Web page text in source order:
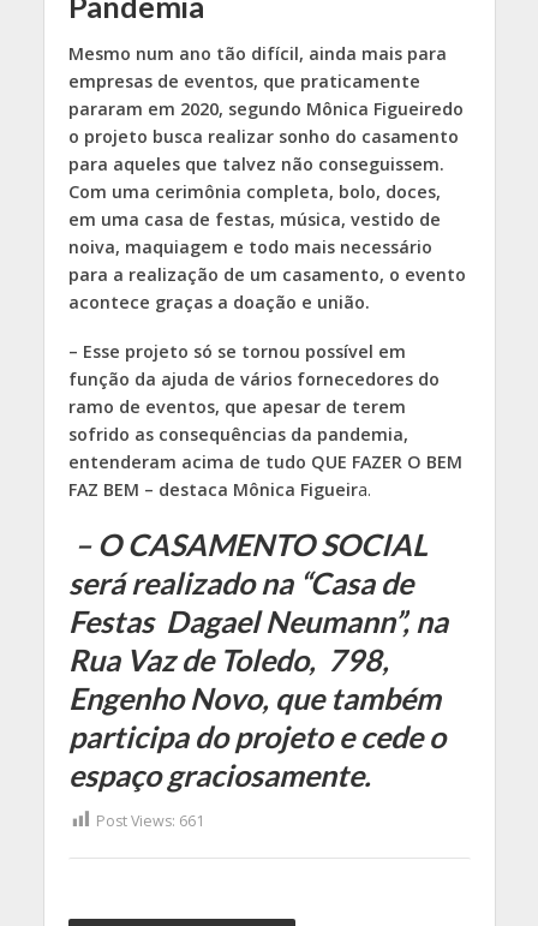
Mesmo num ano tão difícil, ainda mais para
empresas de eventos, que praticamente
pararam em 2020, segundo Mônica Figueiredo
o projeto busca realizar sonho do casamento
para aqueles que talvez não conseguissem.
Com uma cerimônia completa, bolo, doces,
em uma casa de festas, música, vestido de
noiva, maquiagem e todo mais necessário
para a realização de um casamento, o evento
acontece graças a doação e união.
– Esse projeto só se tornou possível em
função da ajuda de vários fornecedores do
ramo de eventos, que apesar de terem
sofrido as consequências da pandemia,
entenderam acima de tudo QUE FAZER O BEM
FAZ BEM – destaca Mônica Figueira.
– O CASAMENTO SOCIAL
será realizado na “Casa de
Festas Dagael Neumann”, na
Rua Vaz de Toledo, 798,
Engenho Novo, que também
participa do projeto e cede o
espaço graciosamente.
Post Views: 661